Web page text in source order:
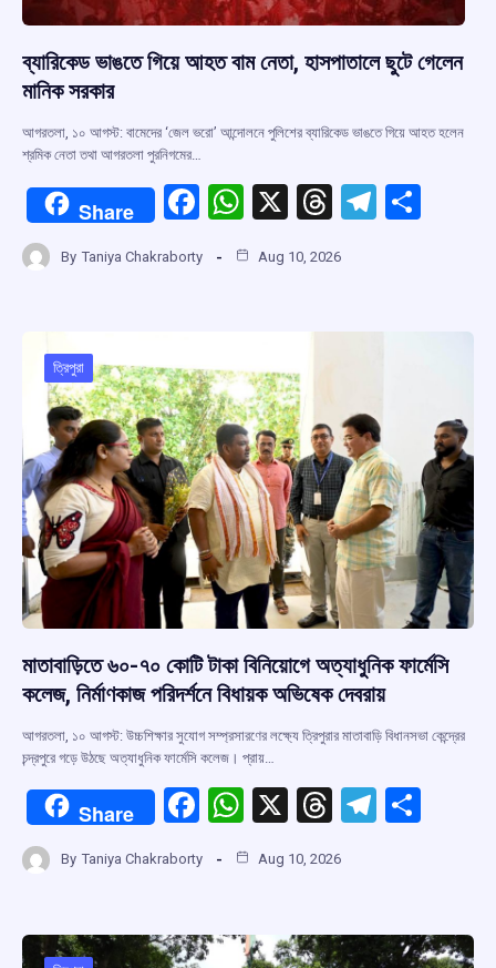
ব্যারিকেড ভাঙতে গিয়ে আহত বাম নেতা, হাসপাতালে ছুটে গেলেন
মানিক সরকার
আগরতলা, ১০ আগস্ট: বামেদের ‘জেল ভরো’ আন্দোলনে পুলিশের ব্যারিকেড ভাঙতে গিয়ে আহত হলেন
শ্রমিক নেতা তথা আগরতলা পুরনিগমের…
Share
F
ce
o
k
W
h
at
p
p
X
T
e
d
T
a
By Taniya Chakraborty Aug 10, 2026
ত্রিপুরা
মাতাবাড়িতে ৬০-৭০ কোটি টাকা বিনিয়োগে অত্যাধুনিক ফার্মেসি
কলেজ, নির্মাণকাজ পরিদর্শনে বিধায়ক অভিষেক দেবরায়
আগরতলা, ১০ আগস্ট: উচ্চশিক্ষার সুযোগ সম্প্রসারণের লক্ষ্যে ত্রিপুরার মাতাবাড়ি বিধানসভা কেন্দ্রের
চন্দ্রপুরে গড়ে উঠছে অত্যাধুনিক ফার্মেসি কলেজ। প্রায়…
Share
F
ce
o
W
h
at
A
X
T
e
d
T
a
By Taniya Chakraborty Aug 10, 2026